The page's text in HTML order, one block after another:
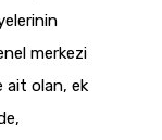
merkezi
ait olan, ek